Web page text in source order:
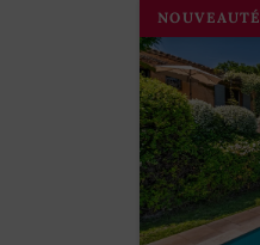
NOUVEAUTÉ